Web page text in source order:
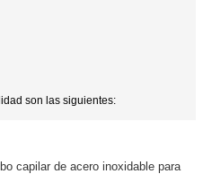
son las siguientes:
capilar de acero inoxidable para